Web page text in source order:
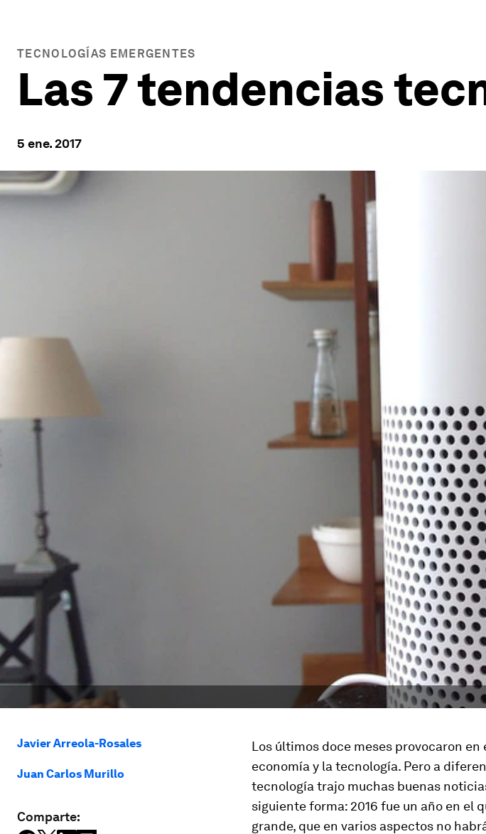
TECNOLOGÍAS EMERGENTES
Las 7 tendencias
5 ene. 2017
Javier Arreola-Rosales
Juan Carlos Murillo
Comparte:
Los últimos doce meses provocaron
economía y la tecnología. Pero a
tecnología trajo muchas buenas
siguiente forma: 2016 fue un año en el
grande, que en varios aspectos no